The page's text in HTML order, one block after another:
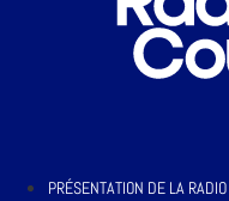
PRÉSENTATION DE LA RADIO